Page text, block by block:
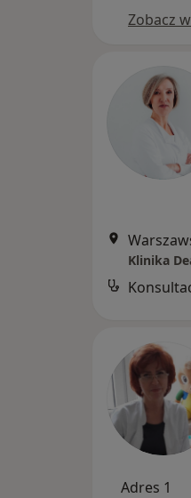
Zobacz
Klinika
Adres 1